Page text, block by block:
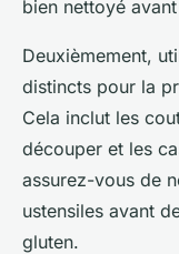
bien nettoyé
Deuxièmement,
distincts pour la
Cela inclut les
découper et les
assurez-vous de
ustensiles avant
gluten.